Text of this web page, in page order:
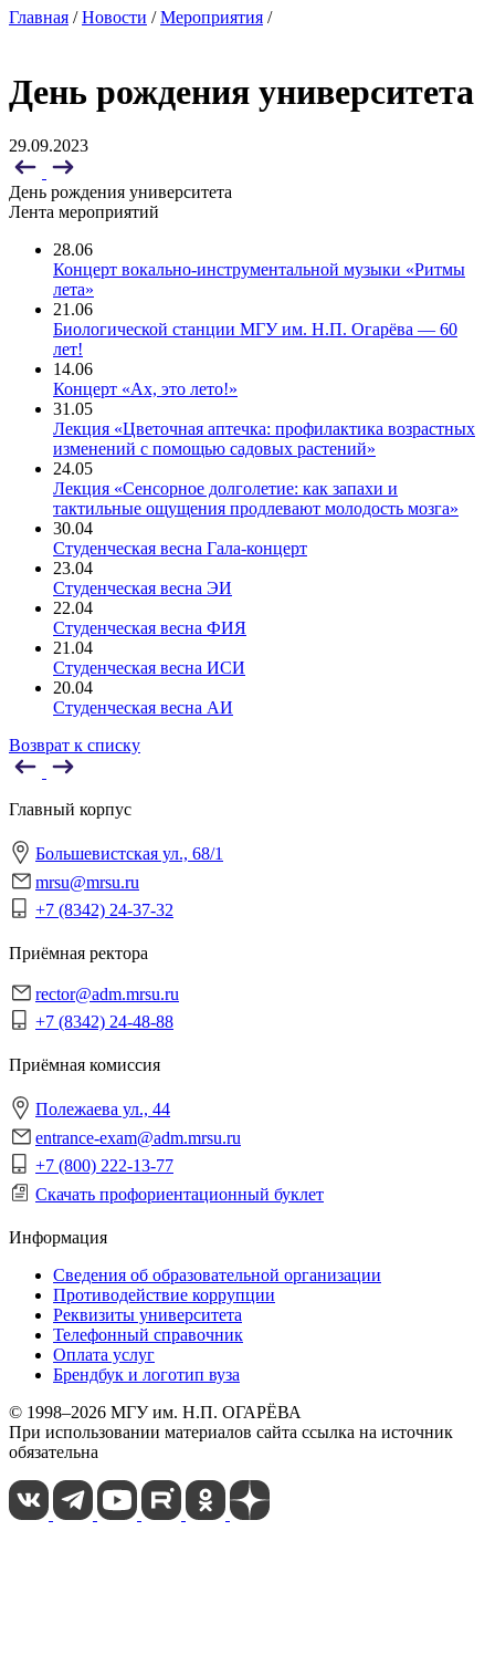
Главная /Новости /Мероприятия /
День рождения университета
29.09.2023
День рождения университета
Лента мероприятий
28.06
Концерт вокально-инструментальной музыки «Ритмы
лета»
21.06
Биологической станции МГУ им. Н.П. Огарёва — 60
лет!
14.06
Концерт «Ах, это лето!»
31.05
Лекция «Цветочная аптечка: профилактика возрастных
изменений с помощью садовых растений»
24.05
Лекция «Сенсорное долголетие: как запахи и
тактильные ощущения продлевают молодость мозга»
30.04
Студенческая весна Гала-концерт
23.04
Студенческая весна ЭИ
22.04
Студенческая весна ФИЯ
21.04
Студенческая весна ИСИ
20.04
Студенческая весна АИ
Возврат к списку
Главный корпус
Большевистская ул., 68/1
mrsu@mrsu.ru
+7 (8342) 24-37-32
Приёмная ректора
rector@adm.mrsu.ru
+7 (8342) 24-48-88
Приёмная комиссия
Полежаева ул., 44
entrance-exam@adm.mrsu.ru
+7 (800) 222-13-77
Скачать профориентационный буклет
Информация
Сведения об образовательной организации
Противодействие коррупции
Реквизиты университета
Телефонный справочник
Оплата услуг
Брендбук и логотип вуза
© 1998–2026 МГУ им. Н.П. ОГАРЁВА
При использовании материалов сайта ссылка на источник
обязательна